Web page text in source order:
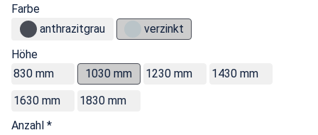
Farbe
anthrazitgrau
verzinkt
Höhe
830 mm
1030 mm 1230 mm
1430 mm
1630 mm
1830 mm
Anzahl *